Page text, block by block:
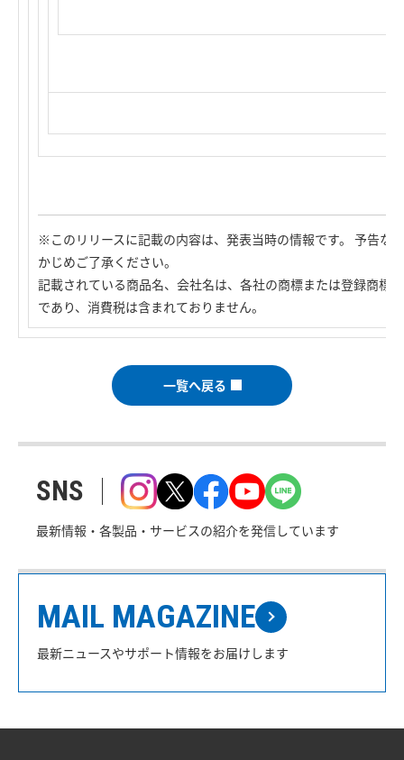
※このリリースに記載の内容は、発表当時の情報です。 予告な
かじめご了承ください。
記載されている商品名、会社名は、各社の商標または登録商標
であり、消費税は含まれておりません。
一覧へ戻る
SNS
最新情報・各製品・サービスの紹介を発信しています
MAIL MAGAZINE
最新ニュースやサポート情報をお届けします